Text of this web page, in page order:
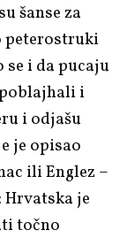
šanse za
peterostruki
i da pucaju
i
i odjašu
je opisao
ili Englez –
je
točno